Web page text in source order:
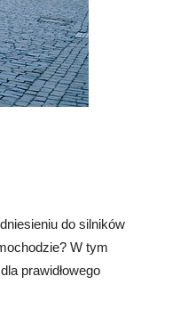
do silników
W tym
prawidłowego